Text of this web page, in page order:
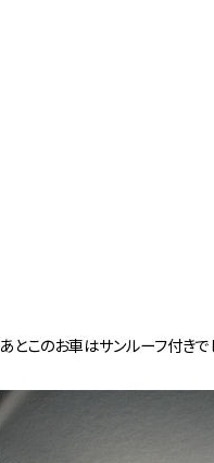
あとこのお車はサンルーフ付き